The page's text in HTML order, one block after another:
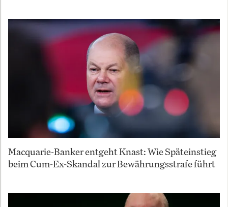
Macquarie-Banker entgeht Knast: Wie Späteinstieg
beim Cum-Ex-Skandal zur Bewährungsstrafe führt